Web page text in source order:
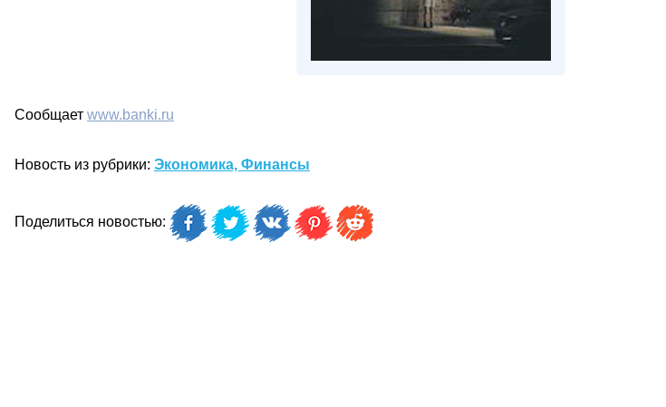
Сообщает www.banki.ru
Новость из рубрики: Экономика, Финансы
Поделиться новостью: